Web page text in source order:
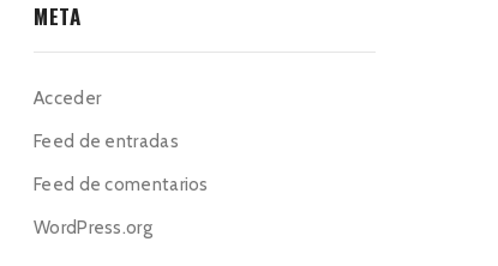
META
Acceder
Feed de entradas
Feed de comentarios
WordPress.org